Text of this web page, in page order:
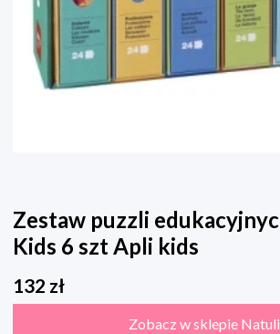
Zestaw puzzli
Kids 6 szt Apli kids
132 zł
Zobacz w sklepie Natuli